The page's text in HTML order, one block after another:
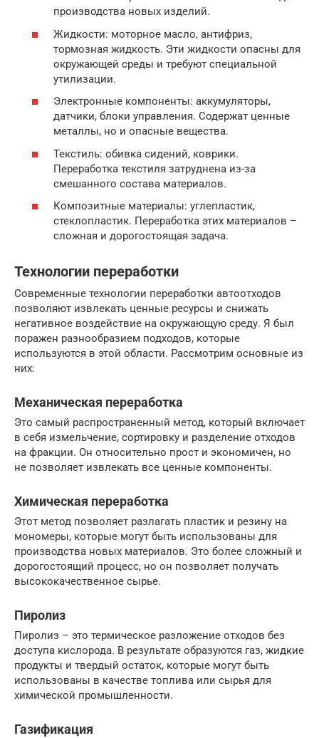
производства новых изделий.
Жидкости: моторное масло, антифриз,
тормозная жидкость. Эти жидкости опасны для
окружающей среды и требуют специальной
утилизации.
Электронные компоненты: аккумуляторы,
датчики, блоки управления. Содержат ценные
металлы, но и опасные вещества.
Текстиль: обивка сидений, коврики.
Переработка текстиля затруднена из-за
смешанного состава материалов.
Композитные материалы: углепластик,
стеклопластик. Переработка этих материалов –
сложная и дорогостоящая задача.
Технологии переработки
Современные технологии переработки автоотходов
позволяют извлекать ценные ресурсы и снижать
негативное воздействие на окружающую среду. Я был
поражен разнообразием подходов, которые
используются в этой области. Рассмотрим основные из
них:
Механическая переработка
Это самый распространенный метод, который включает
в себя измельчение, сортировку и разделение отходов
на фракции. Он относительно прост и экономичен, но
не позволяет извлекать все ценные компоненты.
Химическая переработка
Этот метод позволяет разлагать пластик и резину на
мономеры, которые могут быть использованы для
производства новых материалов. Это более сложный и
дорогостоящий процесс, но он позволяет получать
высококачественное сырье.
Пиролиз
Пиролиз – это термическое разложение отходов без
доступа кислорода. В результате образуются газ, жидкие
продукты и твердый остаток, которые могут быть
использованы в качестве топлива или сырья для
химической промышленности.
Газификация